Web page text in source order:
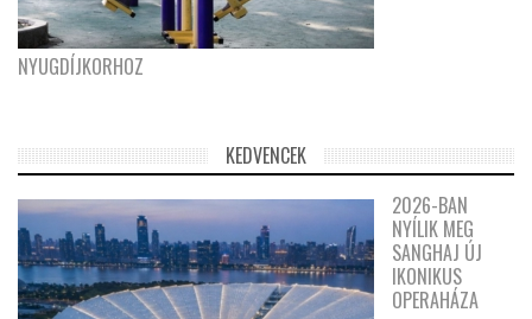
NYUGDÍJKORHOZ
KEDVENCEK
2026-BAN
NYÍLIK MEG
SANGHAJ ÚJ
IKONIKUS
OPERAHÁZA